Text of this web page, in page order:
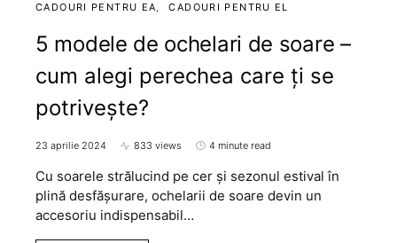
CADOURI PENTRU EA CADOURI PENTRU EL
5 modele de ochelari de soare –
cum alegi perechea care ți se
potrivește?
23 aprilie 2024 833 views 4 minute read
Cu soarele strălucind pe cer și sezonul estival în
plină desfășurare, ochelarii de soare devin un
accesoriu indispensabil…